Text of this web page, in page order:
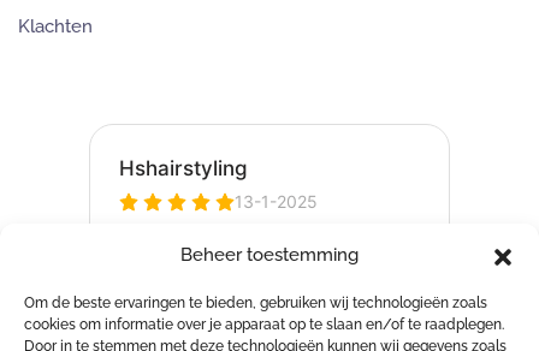
Beheer toestemming
Om de beste ervaringen te bieden, gebruiken wij technologieën zoals
cookies om informatie over je apparaat op te slaan en/of te raadplegen.
Door in te stemmen met deze technologieën kunnen wij gegevens zoals
Klachten